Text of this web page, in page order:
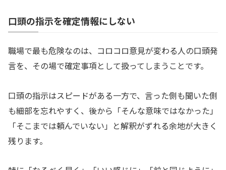
口頭の指示を確定情報にしない
職場で最も危険なのは、コロコロ意見が変わる人の口頭発
言を、その場で確定事項として扱ってしまうことです。
口頭の指示はスピードがある一方で、言った側も聞いた側
も細部を忘れやすく、後から「そんな意味ではなかった」
「そこまでは頼んでいない」と解釈がずれる余地が大きく
残ります。